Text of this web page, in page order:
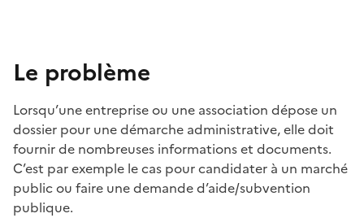
Le problème
Lorsqu’une entreprise ou une association dépose un
dossier pour une démarche administrative, elle doit
fournir de nombreuses informations et documents.
C’est par exemple le cas pour candidater à un marché
public ou faire une demande d’aide/subvention
publique.